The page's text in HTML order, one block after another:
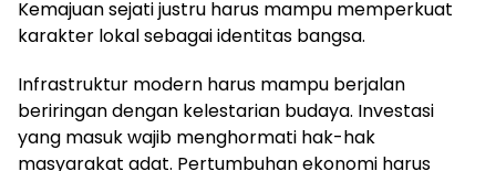
Kemajuan sejati justru harus mampu memperkuat
karakter lokal sebagai identitas bangsa.
Infrastruktur modern harus mampu berjalan
beriringan dengan kelestarian budaya. Investasi
yang masuk wajib menghormati hak-hak
masyarakat adat. Pertumbuhan ekonomi harus